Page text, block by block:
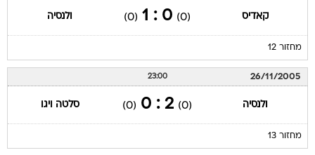
קאדיס (0)
0 : 1
(0) ולנסיה
מחזור 12
26/11/2005
23:00
ולנסיה (0)
2 : 0
(0) סלטה ויגו
מחזור 13